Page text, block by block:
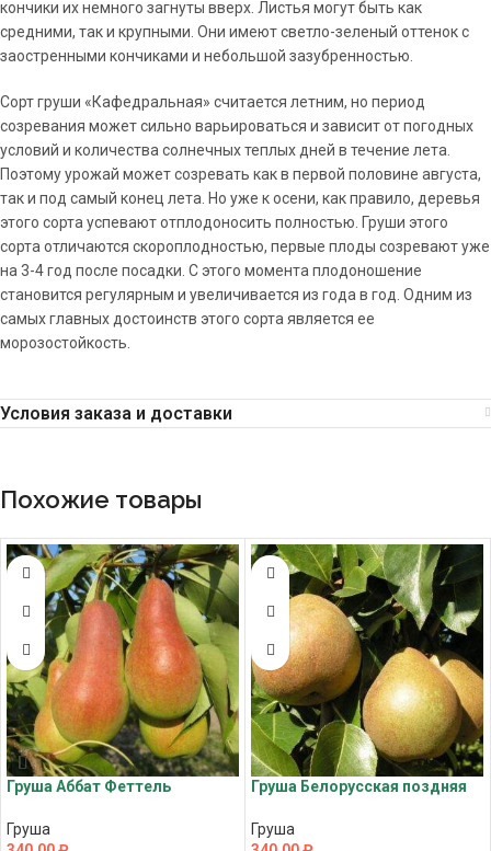
кончики их немного загнуты вверх. Листья могут быть как
средними, так и крупными. Они имеют светло-зеленый оттенок с
заостренными кончиками и небольшой зазубренностью.
Сорт груши «Кафедральная» считается летним, но период
созревания может сильно варьироваться и зависит от погодных
условий и количества солнечных теплых дней в течение лета.
Поэтому урожай может созревать как в первой половине августа,
так и под самый конец лета. Но уже к осени, как правило, деревья
этого сорта успевают отплодоносить полностью. Груши этого
сорта отличаются скороплодностью, первые плоды созревают уже
на 3-4 год после посадки. С этого момента плодоношение
становится регулярным и увеличивается из года в год. Одним из
самых главных достоинств этого сорта является ее
морозостойкость.
Условия заказа и доставки
Похожие товары
Груша Аббат Феттель
Груша
Груша Белорусская поздняя
Груша